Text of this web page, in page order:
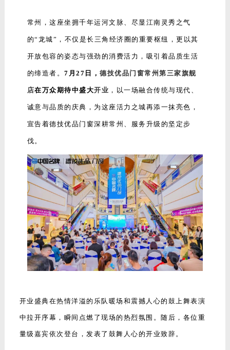
常州，这座坐拥千年运河文脉、尽显江南灵秀之气
的“龙城”，不仅是长三角经济圈的重要枢纽，更以其
开放包容的姿态与强劲的消费活力，吸引着品质生活
的缔造者。7月27日，德技优品门窗常州第三家旗舰
店在万众期待中盛大开业 ，以一场融合传统与现代、
诚意与品质的庆典，为这座活力之城再添一抹亮色，
宣告着德技优品门窗深耕常州、服务升级的坚定步
伐。
开业盛典在热情洋溢的乐队暖场和震撼人心的鼓上舞表演
中拉开序幕，瞬间点燃了现场的热烈氛围。随后，各位重
量级嘉宾依次登台，发表了鼓舞人心的开业致辞。